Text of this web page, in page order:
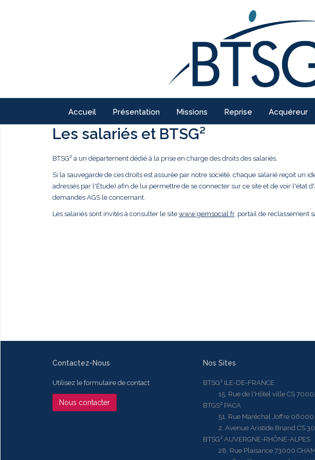
Accueil Présentation Missions Reprise Acquéreur
Les salariés et BTSG²
BTSG² a un département dédié à la prise en charge des droits des salariés.
Si la sauvegarde de ces droits est assurée par notre société, chaque salarié reçoit un
adressés par l'Étude) afin de lui permettre de se connecter sur ce site et de voir l'état
demandes AGS le concernant.
Les salariés sont invités à consulter le site www.gemsocial.fr, portail de reclassement
Contactez-Nous
Utilisez le formulaire de contact
Nous contacter
Nos Sites
BTSG² ILE-DE-FRANCE
15, Rue de l'Hôtel ville CS 70005
BTGS² PACA
51, Rue Maréchal Joffre 06000
2, Avenue Aristide Briand CS
BTSG² AUVERGNE-RHÔNE-ALPES
28, Rue Plaisance 73000